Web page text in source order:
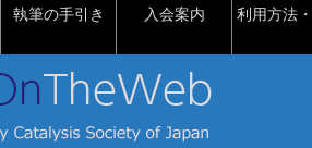
執筆の手引き 入会案内 利用方法